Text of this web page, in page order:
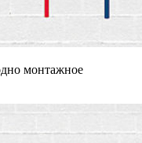
монтажное